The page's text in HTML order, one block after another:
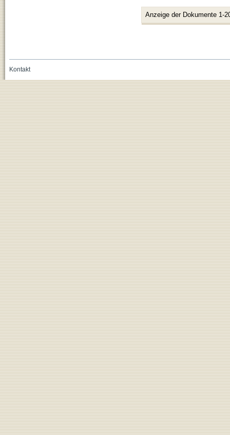
Anzeige der Dokumente 1-
Kontakt